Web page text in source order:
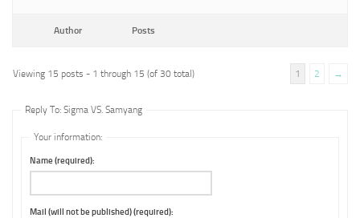
Author Posts
Viewing 15 posts - 1 through 15 (of 30 total) 1 2 →
Reply To: Sigma VS. Samyang
Your information:
Name (required):
Mail (will not be published) (required):